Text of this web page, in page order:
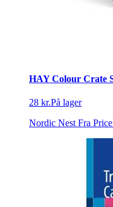
HAY Colour Crate
28 kr.På lager
Nordic Nest Fra